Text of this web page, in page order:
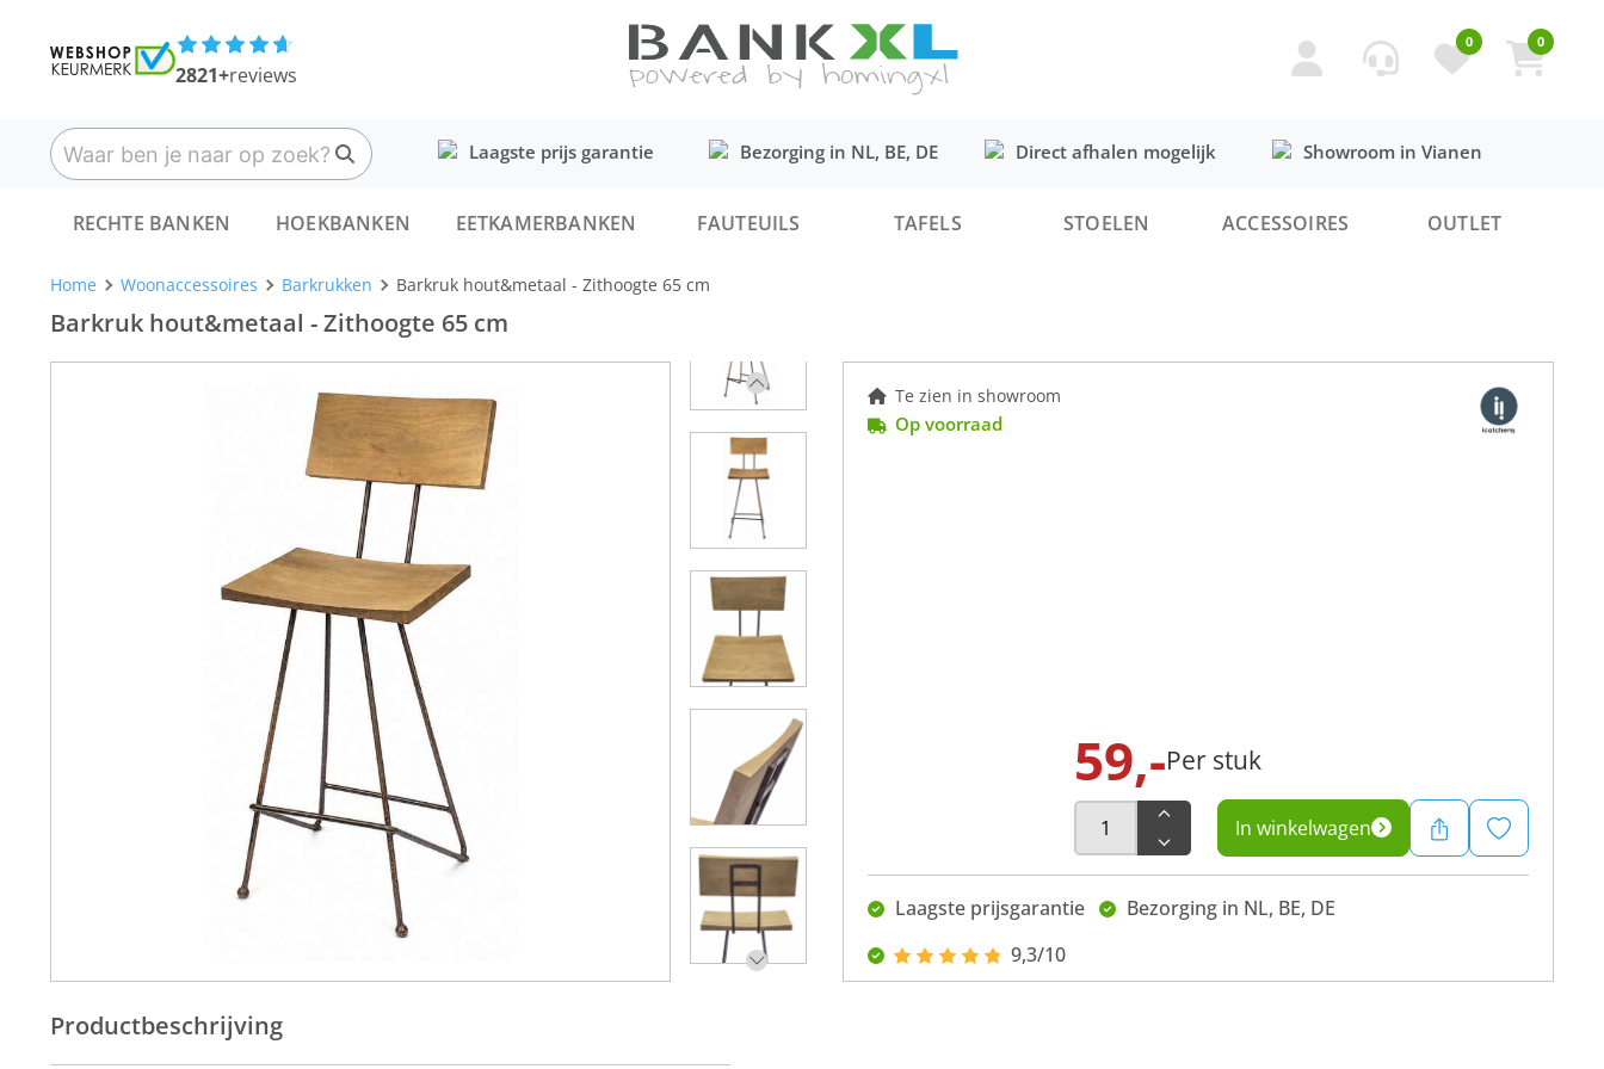
2821+reviews
0 0
Laagste prijs garantie Bezorging in NL, BE, DE Direct afhalen mogelijk Showroom in Vianen
RECHTE BANKEN HOEKBANKEN EETKAMERBANKEN FAUTEUILS TAFELS STOELEN ACCESSOIRES OUTLET
Home Woonaccessoires Barkrukken Barkruk hout&metaal - Zithoogte 65 cm
Barkruk hout&metaal - Zithoogte 65 cm
Te zien in showroom
Op voorraad
59,-Per stuk
In winkelwagen
Laagste prijsgarantie
Bezorging in NL, BE, DE
9,3/10
Productbeschrijving